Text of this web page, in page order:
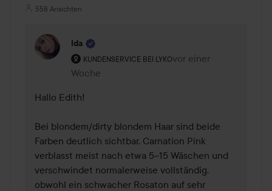
558 Ansichten
Ida
KUNDENSERVICE BEI LYKO
Rolle des Benutzers: Kundenservice bei Lyko.
vor einer
Woche
Kommentaren lades
Hallo Edith!
Bei blondem/dirty blondem Haar sind beide
Farben deutlich sichtbar. Carnation Pink
verblasst meist nach etwa 5–15 Wäschen und
verschwindet normalerweise vollständig,
obwohl ein schwacher Rosaton auf sehr